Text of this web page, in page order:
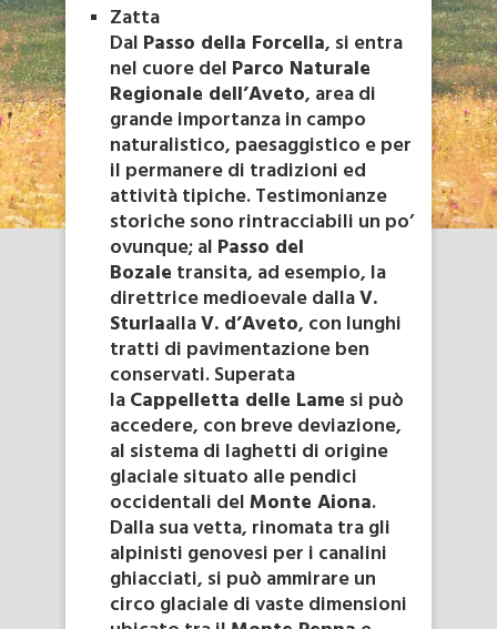
Zatta
Dal Passo della Forcella, si entra
nel cuore del Parco Naturale
Regionale dell’Aveto, area di
grande importanza in campo
naturalistico, paesaggistico e per
il permanere di tradizioni ed
attività tipiche. Testimonianze
storiche sono rintracciabili un po’
ovunque; al Passo del
Bozale transita, ad esempio, la
direttrice medioevale dallaV.
SturlaallaV. d’Aveto, con lunghi
tratti di pavimentazione ben
conservati. Superata
laCappelletta delle Lame si può
accedere, con breve deviazione,
al sistema di laghetti di origine
glaciale situato alle pendici
occidentali delMonte Aiona.
Dalla sua vetta, rinomata tra gli
alpinisti genovesi per i canalini
ghiacciati, si può ammirare un
circo glaciale di vaste dimensioni